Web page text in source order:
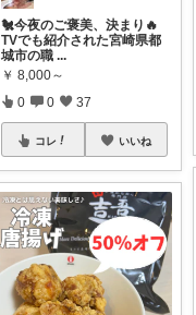
🐔今夜のご褒美、決まり🔥
TVでも紹介された宮崎県都
城市の職 ...
￥ 8,000～
0 0 37
コレ いいね